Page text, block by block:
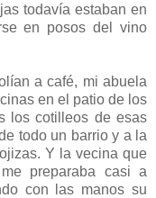
todavía estaban en
en posos del vino
a café, mi abuela
en el patio de los
los cotilleos de esas
todo un barrio y a la
Y la vecina que
preparaba casi a
con las manos su